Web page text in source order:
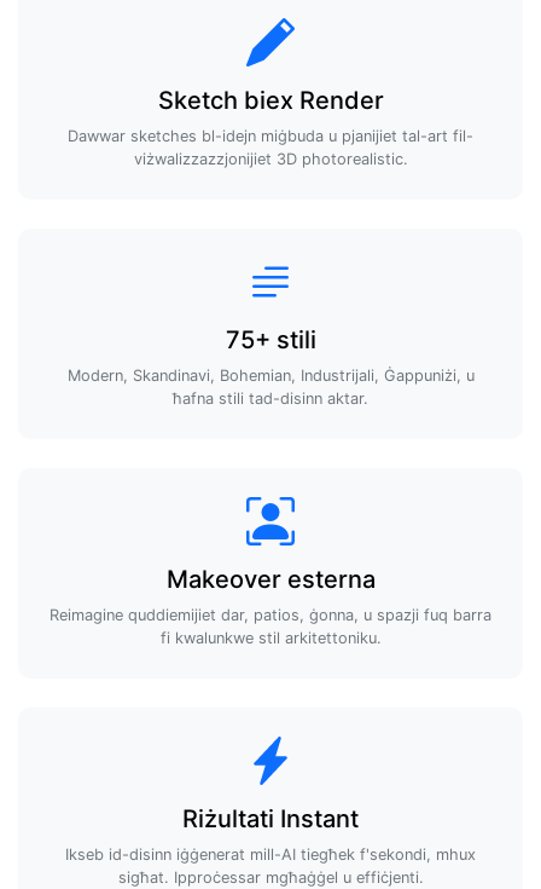
Sketch biex Render
Dawwar sketches bl-idejn miġbuda u pjanijiet tal-art fil-
viżwalizzazzjonijiet 3D photorealistic.
75+ stili
Modern, Skandinavi, Bohemian, Industrijali, Ġappuniżi, u
ħafna stili tad-disinn aktar.
Makeover esterna
Reimagine quddiemijiet dar, patios, ġonna, u spazji fuq barra
fi kwalunkwe stil arkitettoniku.
Riżultati Instant
Ikseb id-disinn iġġenerat mill-AI tiegħek f'sekondi, mhux
sigħat. Ipproċessar mgħaġġel u effiċjenti.